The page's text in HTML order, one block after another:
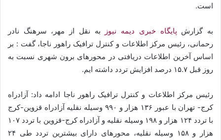
است.
به گزارش پایگاه خبری دیمه نیوز
به نقل از مهر، سرهنگ نادر
رحمانی، رئیس مرکز اطلاعات و کنترل ترافیک راهور ناجا، گفت : بر
اساس آخرین اطلاعات دریافتی در محورهای برون شهری نسبت به
روز قبل ۱۵.۷ درصد افزایش تردد داشته ایم.
رئیس مرکز اطلاعات و کنترل ترافیک راهور ناجا ادامه داد: آزادراه
کرج- تهران با عبور ۱۳۶ هزار و ۹۹۰ وسیله نقلیه آزادراه قزوین-کرج
با تردد ۱۲۴ هزار و ۱۹۸ وسیله نقلیه و آزادراه کرج-قزوین با تردد ۱۰۷
هزار و ۱۵۸ وسیله نقلیه، محورهای دارای بیشترین تردد طی ۲۴